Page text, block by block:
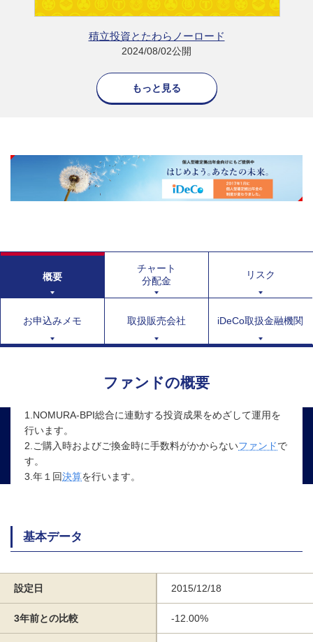
積立投資とたわらノーロード
2024/08/02公開
もっと見る
概要
チャート
分配金
リスク
お申込みメモ 取扱販売会社 iDeCo取扱金融機関
ファンドの概要
1.NOMURA-BPI総合に連動する投資成果をめざして運用を
行います。
2.ご購入時およびご換金時に手数料がかからないファンドで
す。
3.年１回決算を行います。
基本データ
設定日 2015/12/18
3年前との比較 -12.00%